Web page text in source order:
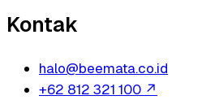
Kontak
halo@beemata.co.id
+62 812 321 100 ↗